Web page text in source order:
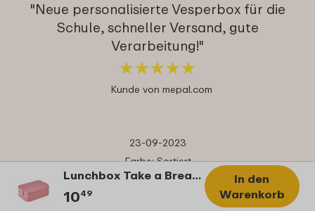
Lunchbox Take a Break midi - Vivid mauve
1049
In den
Warenkorb
"Neue personalisierte Vesperbox für die
Schule, schneller Versand, gute
Verarbeitung!"
★★★★★
★★★★★
Kunde von mepal.com
23-09-2023
Farbe: Sortiert
"Einfach klasse"